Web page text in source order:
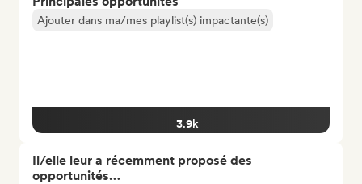
Ajouter dans ma/mes playlist(s) impactante(s)
3.9k
Il/elle leur a récemment proposé des
opportunités…